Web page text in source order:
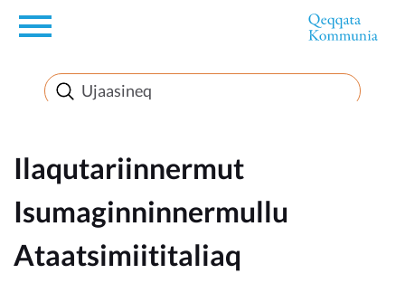
en
Innuttaasunut
Inuussutissarsiorneq
Politikki
Takornariat
Ilaqutariinnermut
Isumaginninnermullu
Ataatsimiititaliaq